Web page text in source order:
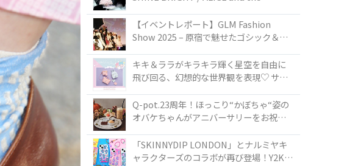
TOKYO
【イベントレポート】GLM Fashion
Show 2025 – 原宿で魅せたゴシック＆ロ
キキ＆ララがキラキラ輝く星空を自由に
飛び回る、幻想的な世界観を表現♡ サマ
50周年アニバーサリーイヤー』を記念し
たコレクションが登場
Q-pot.23周年！ほっこり“かぼちゃ“姿の
オバケちゃんがアニバーサリーをお祝い
ー」が新発売！Q-pot CAFE.では「かぼち
ゃのオバケーキプレート」も登場
「SKINNYDIP LONDON」とナルミヤキ
ャラクターズのコラボが再び登場！Y2Kム